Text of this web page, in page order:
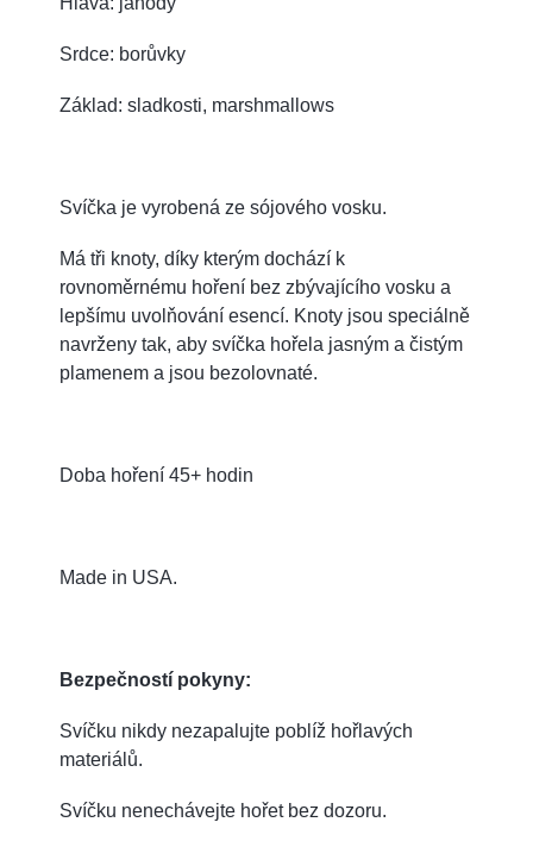
Srdce: borůvky
Základ: sladkosti, marshmallows
Svíčka je vyrobená ze sójového vosku.
Má tři knoty, díky kterým dochází k
rovnoměrnému hoření bez zbývajícího vosku a
lepšímu uvolňování esencí. Knoty jsou speciálně
navrženy tak, aby svíčka hořela jasným a čistým
plamenem a jsou bezolovnaté.
Doba hoření 45+ hodin
Made in USA.
Bezpečností pokyny:
Svíčku nikdy nezapalujte poblíž hořlavých
materiálů.
Svíčku nenechávejte hořet bez dozoru.